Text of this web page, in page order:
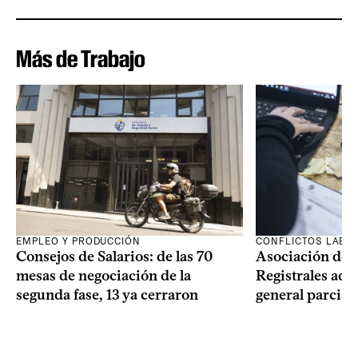
Más de Trabajo
EMPLEO Y PRODUCCIÓN
Consejos de Salarios: de las 70
mesas de negociación de la
segunda fase, 13 ya cerraron
CONFLICTOS
Asociación de
Registrales
general parcial